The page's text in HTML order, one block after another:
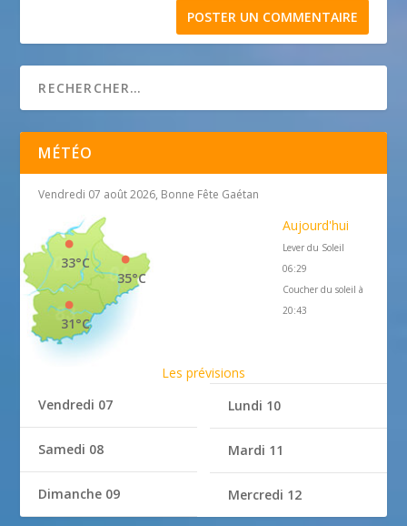
MÉTÉO
Vendredi 07 août 2026, Bonne Fête Gaétan
35°C
33°C
31°C
Aujourd'hui
Lever du Soleil
06:29
Coucher du soleil à
20:43
Les prévisions
Vendredi 07
Samedi 08
Dimanche 09
Lundi 10
Mardi 11
Mercredi 12